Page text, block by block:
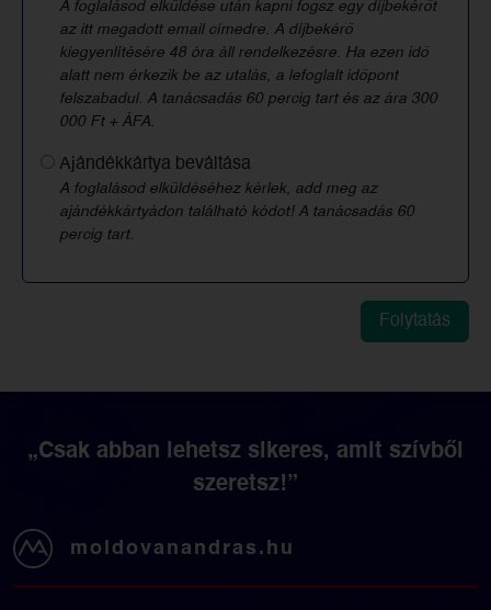
A foglalásod elküldése után kapni fogsz egy díjbekérőt
az itt megadott email címedre. A díjbekérő
kiegyenlítésére 48 óra áll rendelkezésre. Ha ezen idő
alatt nem érkezik be az utalás, a lefoglalt időpont
felszabadul. A tanácsadás 60 percig tart és az ára 300
000 Ft + ÁFA.
Ajándékkártya beváltása
A foglalásod elküldéséhez kérlek, add meg az
ajándékkártyádon található kódot! A tanácsadás 60
percig tart.
moldovanandras.hu
„Csak abban lehetsz sikeres, amit szívből
szeretsz!”